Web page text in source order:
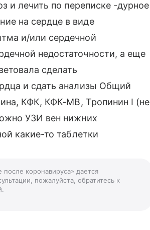
и лечить по переписке -дурное
на сердце в виде
и/или сердечной
недостаточности, а еще
сделать
и сдать анализы Общий
КФК, КФК-МВ, Тропинин I (не
УЗИ вен нижних
какие-то таблетки
коронавируса» дается
пожалуйста, обратитесь к